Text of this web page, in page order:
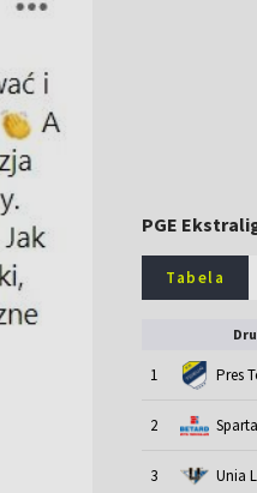
PGE
Tabela
1 Pres
2
3 Unia